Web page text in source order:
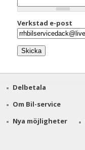
Verkstad e-post
Delbetala
Om Bil-service
Nya möjligheter